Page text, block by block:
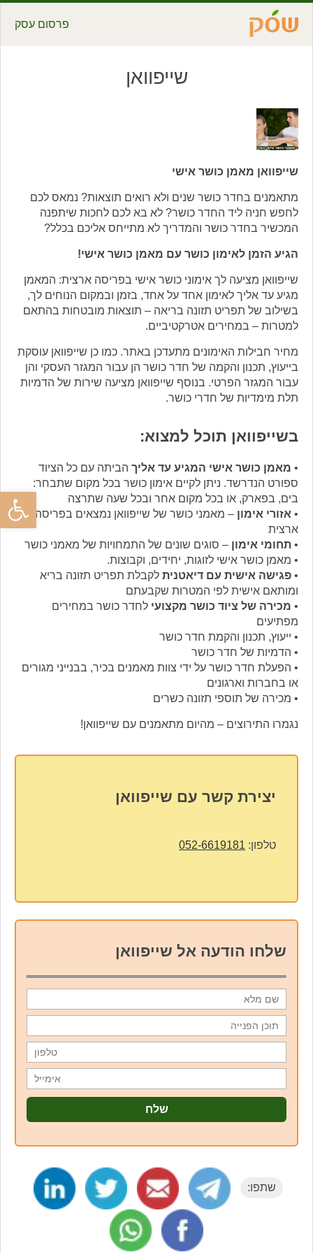
פתח
פרסום עסק
שייפוואן
שייפוואן מאמן כושר אישי
מתאמנים בחדר כושר שנים ולא רואים תוצאות? נמאס לכם
לחפש חניה ליד החדר כושר? לא בא לכם לחכות שיתפנה
המכשיר בחדר כושר והמדריך לא מתייחס אליכם בכלל?
הגיע הזמן לאימון כושר עם מאמן כושר אישי!
שייפוואן מציעה לך אימוני כושר אישי בפריסה ארצית: המאמן
מגיע עד אליך לאימון אחד על אחד, בזמן ובמקום הנוחים לך,
בשילוב של תפריט תזונה בריאה – תוצאות מובטחות בהתאם
למטרות – במחירים אטרקטיביים.
מחיר חבילות האימונים מתעדכן באתר. כמו כן שייפוואן עוסקת
בייעוץ, תכנון והקמה של חדר כושר הן עבור המגזר העסקי והן
עבור המגזר הפרטי. בנוסף שייפוואן מציעה שירות של הדמיות
תלת מימדיות של חדרי כושר.
בשייפוואן תוכל למצוא:
• מאמן כושר אישי המגיע עד אליך הביתה עם כל הציוד
ספורט הנדרשד. ניתן לקיים אימון כושר בכל מקום שתבחר:
בים, בפארק, או בכל מקום אחר ובכל שעה שתרצה
• אזורי אימון – מאמני כושר של שייפוואן נמצאים בפריסה
ארצית
• תחומי אימון – סוגים שונים של התמחויות של מאמני כושר
• מאמן כושר אישי לזוגות, יחידים, וקבוצות.
• פגישה אישית עם דיאטנית לקבלת תפריט תזונה בריא
ומותאם אישית לפי המטרות שקבעתם
• מכירה של ציוד כושר מקצועי לחדר כושר במחירים
מפתיעים
• ייעוץ, תכנון והקמת חדר כושר
• הדמיות של חדר כושר
• הפעלת חדר כושר על ידי צוות מאמנים בכיר, בבנייני מגורים
או בחברות וארגונים
• מכירה של תוספי תזונה כשרים
נגמרו התירוצים – מהיום מתאמנים עם שייפוואן!
יצירת קשר עם שייפוואן
טלפון: 052-6619181
שלחו הודעה אל שייפוואן
שתפו: